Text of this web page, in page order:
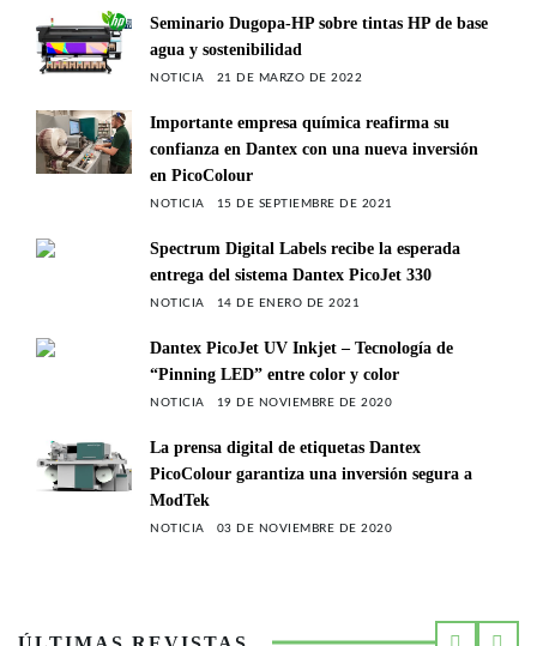
Seminario Dugopa-HP sobre tintas HP de base
agua y sostenibilidad
NOTICIA 21 DE MARZO DE 2022
Importante empresa química reafirma su
confianza en Dantex con una nueva inversión
en PicoColour
NOTICIA 15 DE SEPTIEMBRE DE 2021
Spectrum Digital Labels recibe la esperada
entrega del sistema Dantex PicoJet 330
NOTICIA 14 DE ENERO DE 2021
Dantex PicoJet UV Inkjet – Tecnología de
“Pinning LED” entre color y color
NOTICIA 19 DE NOVIEMBRE DE 2020
La prensa digital de etiquetas Dantex
PicoColour garantiza una inversión segura a
ModTek
NOTICIA 03 DE NOVIEMBRE DE 2020